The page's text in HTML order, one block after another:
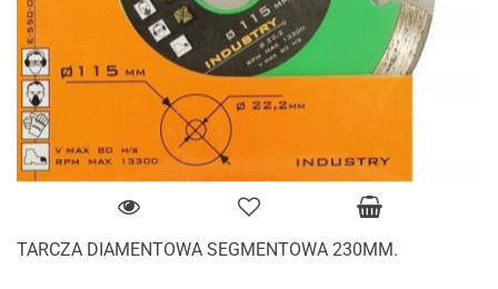
TARCZA DIAMENTOWA SEGMENTOWA 230MM.